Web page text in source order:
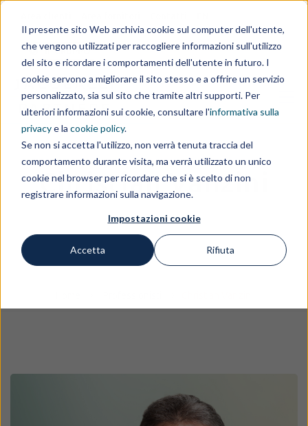
Il presente sito Web archivia cookie sul computer dell'utente,
che vengono utilizzati per raccogliere informazioni sull'utilizzo
del sito e ricordare i comportamenti dell'utente in futuro. I
cookie servono a migliorare il sito stesso e a offrire un servizio
personalizzato, sia sul sito che tramite altri supporti. Per
ulteriori informazioni sui cookie, consultare l'informativa sulla
privacye la cookie policy.
Se non si accetta l'utilizzo, non verrà tenuta traccia del
comportamento durante visita, ma verrà utilizzato un unico
cookie nel browser per ricordare che si è scelto di non
registrare informazioni sulla navigazione.
Impostazioni cookie
Accetta Rifiuta
IL GRUPPO
Christian Vanzini